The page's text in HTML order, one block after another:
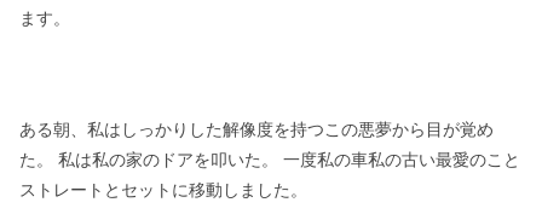
ます。
ある朝、私はしっかりした解像度を持つこの悪夢から目が覚め
た。 私は私の家のドアを叩いた。 一度私の車私の古い最愛のこと
ストレートとセットに移動しました。